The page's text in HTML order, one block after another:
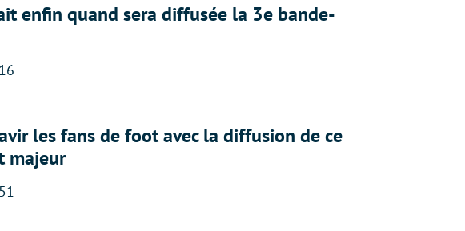
enfin quand sera diffusée la 3e bande-
les fans de foot avec la diffusion de ce
majeur